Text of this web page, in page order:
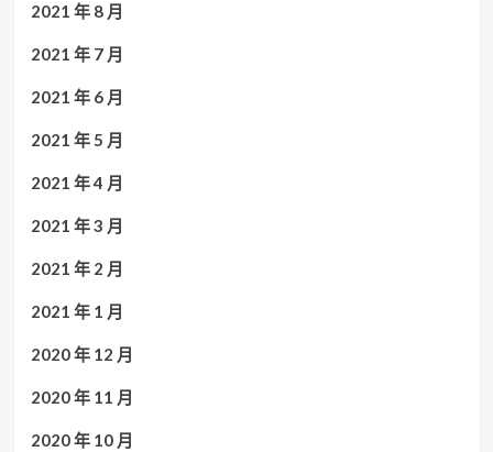
2021 年 8 月
2021 年 7 月
2021 年 6 月
2021 年 5 月
2021 年 4 月
2021 年 3 月
2021 年 2 月
2021 年 1 月
2020 年 12 月
2020 年 11 月
2020 年 10 月